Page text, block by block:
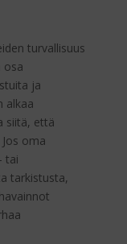
turvallisuus
osa
ja
alkaa
siitä, että
oma
tai
tarkistusta,